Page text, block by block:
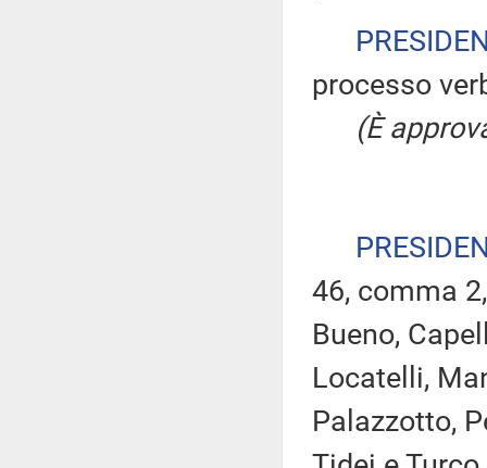
processo
(È
46, comma
Bueno,
Locatelli,
Palazzotto,